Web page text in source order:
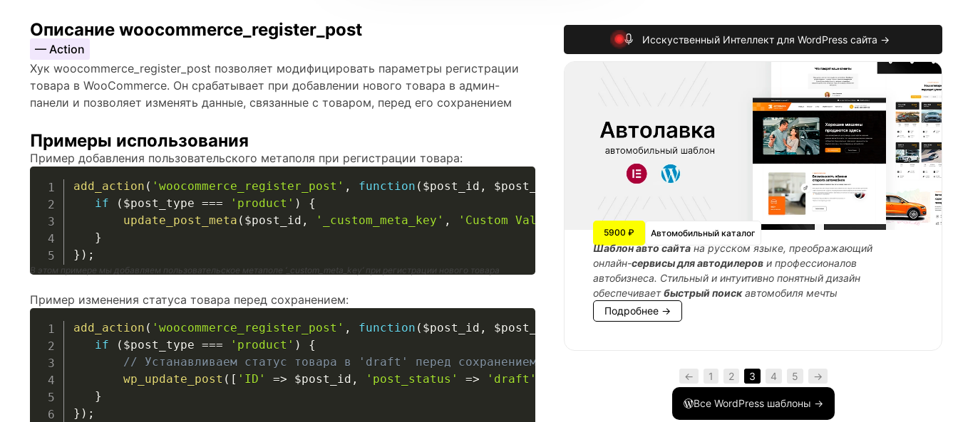
Описание woocommerce_register_post
— Action
Хук woocommerce_register_post позволяет модифицировать параметры регистрации
товара в WooCommerce. Он срабатывает при добавлении нового товара в админ-
панели и позволяет изменять данные, связанные с товаром, перед его сохранением
Примеры использования
Пример добавления пользовательского метаполя при регистрации товара:
add_action ( 'woocommerce_register_post' , function ( $post_id , $post_type
if
( $post_type === 'product' )
{
update_post_meta ( $post_id , '_custom_meta_key' , 'Custom Value'
}
} ) ;
В этом примере мы добавляем пользовательское метаполе ‘_custom_meta_key’ при регистрации нового товара
Пример изменения статуса товара перед сохранением:
add_action ( 'woocommerce_register_post' , function ( $post_id , $post_type
if
( $post_type === 'product' )
{
// Устанавливаем статус товара в 'draft' перед сохранением
wp_update_post ( [ 'ID' => $post_id , 'post_status' => 'draft'
}
} ) ;
Исскуственный Интеллект для WordPress сайта →
5900 ₽ Автомобильный каталог
Шаблон авто сайта на русском языке, преображающий
онлайн-сервисы для автодилеров и профессионалов
автобизнеса. Стильный и интуитивно понятный дизайн
обеспечиваетбыстрый поискавтомобиля мечты
Подробнее →
← 1 2 3 4 5 →
Все WordPress шаблоны →